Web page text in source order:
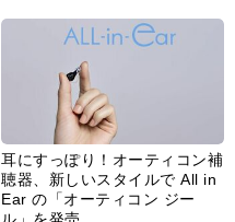
耳にすっぽり！オーティコン補
聴器、新しいスタイルで All in
Ear の「オーティコン ジー